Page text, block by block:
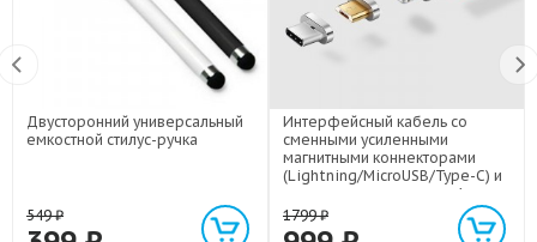
Двусторонний универсальный
емкостной стилус-ручка
549₽
Интерфейсный кабель со
сменными усиленными
магнитными коннекторами
(Lightning/MicroUSB/Type-C) и
световым индикатором 1м
1799₽